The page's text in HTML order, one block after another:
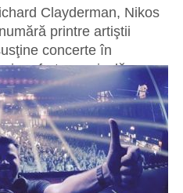
Clayderman, Nikos
printre artiştii
concerte în
iar oferta muzicală...